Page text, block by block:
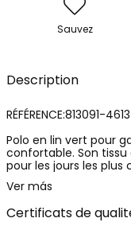
Sauvez
Description
RÉFÉRENCE:813091-
Polo en lin vert pour
confortable. Son
pour les jours les plus
avec fermeture à
poitrine. Disponible en
aux enfants de
polyvalente et facile
Ver más
Certificats de